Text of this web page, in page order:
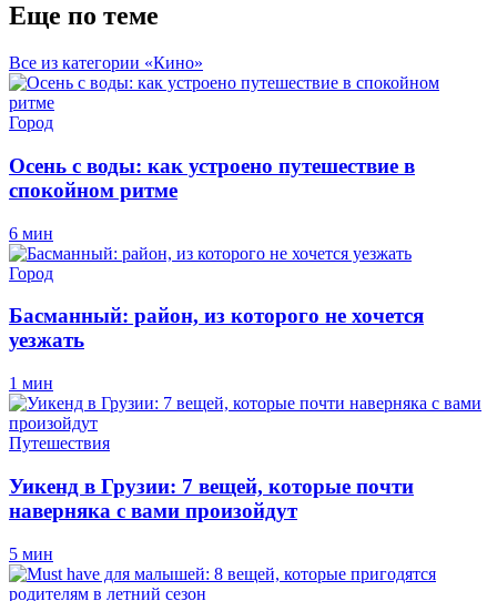
Еще по теме
Все из категории «Кино»
Город
Осень с воды: как устроено путешествие в
спокойном ритме
6 мин
Город
Басманный: район, из которого не хочется
уезжать
1 мин
Путешествия
Уикенд в Грузии: 7 вещей, которые почти
наверняка с вами произойдут
5 мин